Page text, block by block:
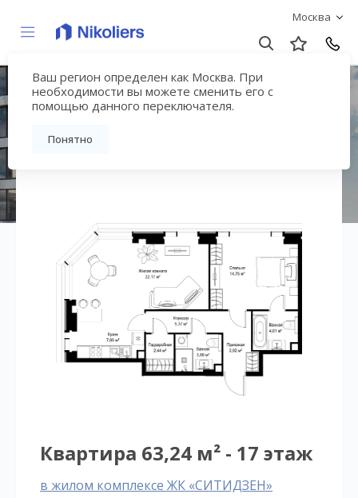
Москва
Ваш регион определен как Москва. При
необходимости вы можете сменить его с
помощью данного переключателя.
Понятно
ЖК «СИТИДЗЕН»
Вернуться на страницу жилого комплекса
Квартира 63,24 м² - 17 этаж
в жилом комплексе ЖК «СИТИДЗЕН»